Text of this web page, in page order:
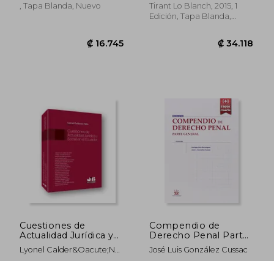
, Tapa Blanda, Nuevo
Tirant Lo Blanch, 2015, 1
Edición, Tapa Blanda,
Cuestiones de
Actualidad Jurídica y
Social en el Ecuador
Lyonel Calder&Oacute;N
Compendio de
Derecho Penal Parte
General 4ª Edición
2014 (Manuales de
José Luis González Cussac